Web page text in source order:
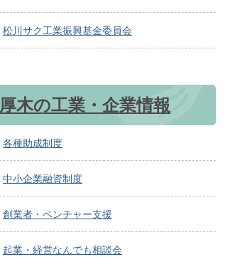
松川サク工業振興基金委員会
厚木の工業・企業情報
各種助成制度
中小企業融資制度
創業者・ベンチャー支援
起業・経営なんでも相談会